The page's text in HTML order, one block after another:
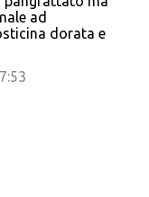
ad
dorata e